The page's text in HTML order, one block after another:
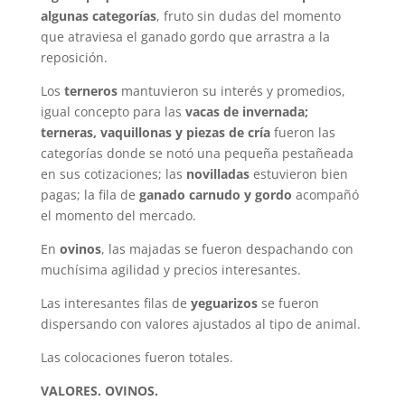
algunas categorías, fruto sin dudas del momento
que atraviesa el ganado gordo que arrastra a la
reposición.
Los ternerosmantuvieron su interés y promedios,
igual concepto para las vacas de invernada;
terneras, vaquillonas y piezas de críafueron las
categorías donde se notó una pequeña pestañeada
en sus cotizaciones; las novilladasestuvieron bien
pagas; la fila de ganado carnudo y gordo acompañó
el momento del mercado.
En ovinos, las majadas se fueron despachando con
muchísima agilidad y precios interesantes.
Las interesantes filas de yeguarizosse fueron
dispersando con valores ajustados al tipo de animal.
Las colocaciones fueron totales.
VALORES. OVINOS.